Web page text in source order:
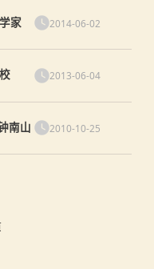
家 2014-06-02
2013-06-04
南山 2010-10-25